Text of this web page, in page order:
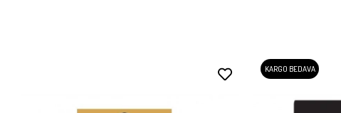
KARGO BEDAVA